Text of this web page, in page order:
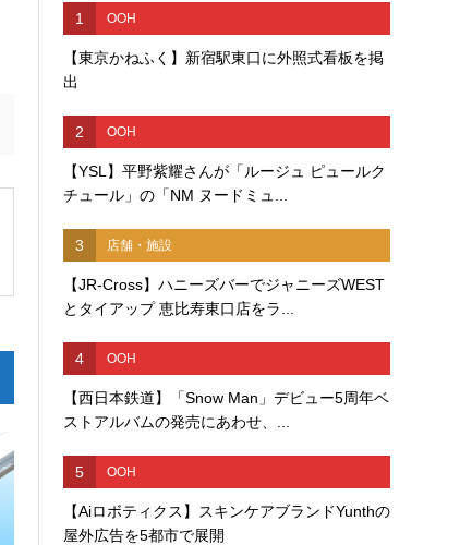
1 OOH
【東京かねふく】新宿駅東口に外照式看板を掲
出
2 OOH
【YSL】平野紫耀さんが「ルージュ ピュールク
チュール」の「NM ヌードミュ...
3 店舗・施設
【JR-Cross】ハニーズバーでジャニーズWEST
とタイアップ 恵比寿東口店をラ...
4 OOH
【西日本鉄道】「Snow Man」デビュー5周年ベ
ストアルバムの発売にあわせ、...
5 OOH
【Aiロボティクス】スキンケアブランドYunthの
屋外広告を5都市で展開